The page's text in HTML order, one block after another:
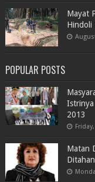
Mayat
Hindoli
POPULAR POSTS
Istrinya
2013
Matan